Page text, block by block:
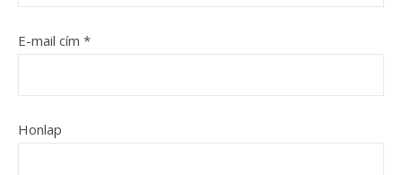
E-mail cím *
Honlap